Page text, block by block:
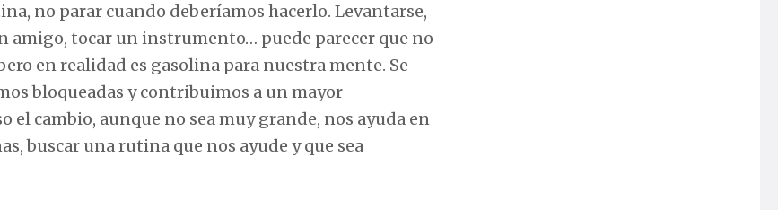
no parar cuando deberíamos hacerlo. Levantarse,
amigo, tocar un instrumento… puede parecer que no
en realidad es gasolina para nuestra mente. Se
bloqueadas y contribuimos a un mayor
cambio, aunque no sea muy grande, nos ayuda en
buscar una rutina que nos ayude y que sea